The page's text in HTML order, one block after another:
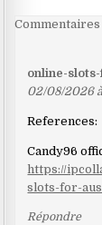
les
online-
02/08/2026
References:
Candy96
https://
slots-for-
Répondre